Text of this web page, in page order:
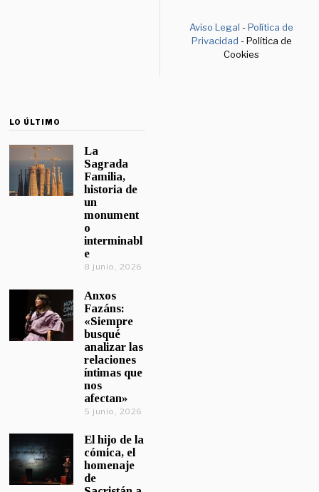
Aviso Legal -Política de
Privacidad - Política de
Cookies
LO ÚLTIMO
La
Sagrada
Familia,
historia de
un
monument
o
interminabl
e
8 junio, 2026
Anxos
Fazáns:
«Siempre
busqué
analizar las
relaciones
íntimas que
nos
afectan»
5 junio, 2026
El hijo de la
cómica, el
homenaje
de